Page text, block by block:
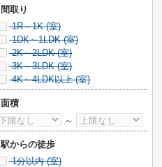
間取り
1R～1K (室)
1DK～1LDK (室)
2K～2LDK (室)
3K～3LDK (室)
4K～4LDK以上 (室)
面積
～
駅からの徒歩
1分以内 (室)